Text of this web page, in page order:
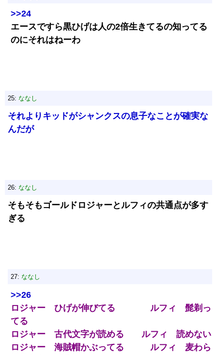
>>24
エースですら黒ひげは人の2倍生きてるの知ってる
のにそれはねーわ
25: ななし
それよりキッドがシャンクスの息子なことが確実な
んだが
26: ななし
そもそもゴールドロジャーとルフィの共通点が多す
ぎる
27: ななし
>>26
ロジャー ひげが伸びてる ルフィ 髭剃っ
てる
ロジャー 古代文字が読める ルフィ 読めない
ロジャー 海賊帽かぶってる ルフィ 麦わら